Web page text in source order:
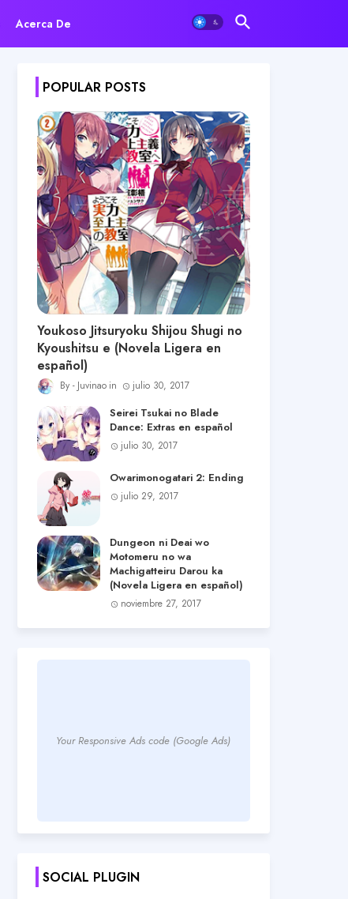
Acerca De
POPULAR POSTS
Youkoso Jitsuryoku Shijou Shugi no
Kyoushitsu e (Novela Ligera en
español)
Juvinao julio 30, 2017
Seirei Tsukai no Blade
Dance: Extras en español
julio 30, 2017
Owarimonogatari 2: Ending
julio 29, 2017
Dungeon ni Deai wo
Motomeru no wa
Machigatteiru Darou ka
(Novela Ligera en español)
noviembre 27, 2017
Your Responsive Ads code (Google Ads)
SOCIAL PLUGIN